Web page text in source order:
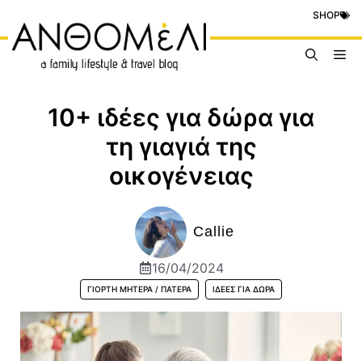
περιεχόμενο
SHOP
10+ ιδέες για δώρα για
τη γιαγιά της
οικογένειας
Callie
16/04/2024
ΓΙΟΡΤΉ ΜΗΤΈΡΑ / ΠΑΤΈΡΑ ΙΔΈΕΣ ΓΙΑ ΔΏΡΑ